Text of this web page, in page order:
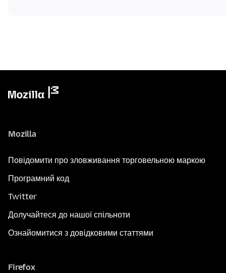
Mozilla
Повідомити про зловживання торговельною маркою
Програмний код
Twitter
Долучайтеся до нашої спільноти
Ознайомитися з довідковими статтями
Firefox